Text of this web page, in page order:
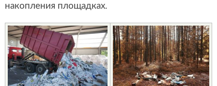
накопления площадках.